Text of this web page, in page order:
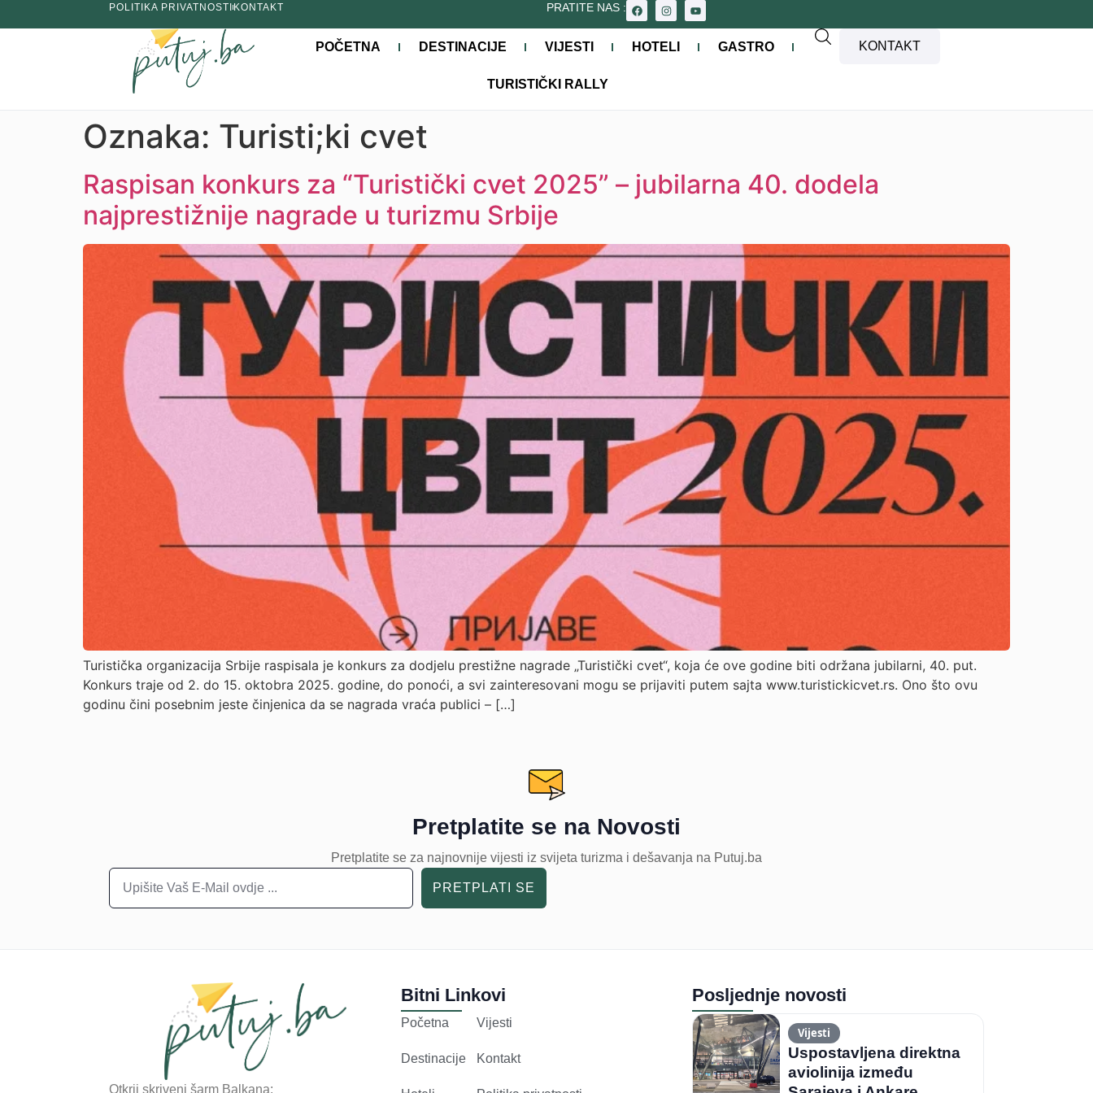
POLITIKA PRIVATNOSTIKONTAKT PRATITE NAS :
POČETNA DESTINACIJE VIJESTI HOTELI GASTRO
TURISTIČKI RALLY
KONTAKT
Oznaka: Turisti;ki cvet
Raspisan konkurs za “Turistički cvet 2025” – jubilarna 40. dodela
najprestižnije nagrade u turizmu Srbije
Turistička organizacija Srbije raspisala je konkurs za dodjelu prestižne nagrade „Turistički cvet“, koja će ove godine biti održana jubilarni, 40. put.
Konkurs traje od 2. do 15. oktobra 2025. godine, do ponoći, a svi zainteresovani mogu se prijaviti putem sajta www.turistickicvet.rs. Ono što ovu
godinu čini posebnim jeste činjenica da se nagrada vraća publici – […]
Pretplatite se na Novosti
Pretplatite se za najnovnije vijesti iz svijeta turizma i dešavanja na Putuj.ba
PRETPLATI SE
Otkrij skriveni šarm Balkana:
Bitni Linkovi
Početna
Destinacije
Vijesti
Kontakt
Posljednje novosti
Vijesti
Uspostavljena direktna
aviolinija između